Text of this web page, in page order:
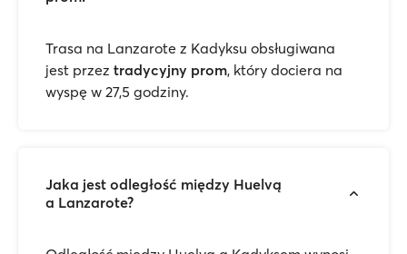
Trasa na Lanzarote z Kadyksu obsługiwana
jest przez tradycyjny prom, który dociera na
wyspę w 27,5 godziny.
Jaka jest odległość między Huelvą
a Lanzarote?